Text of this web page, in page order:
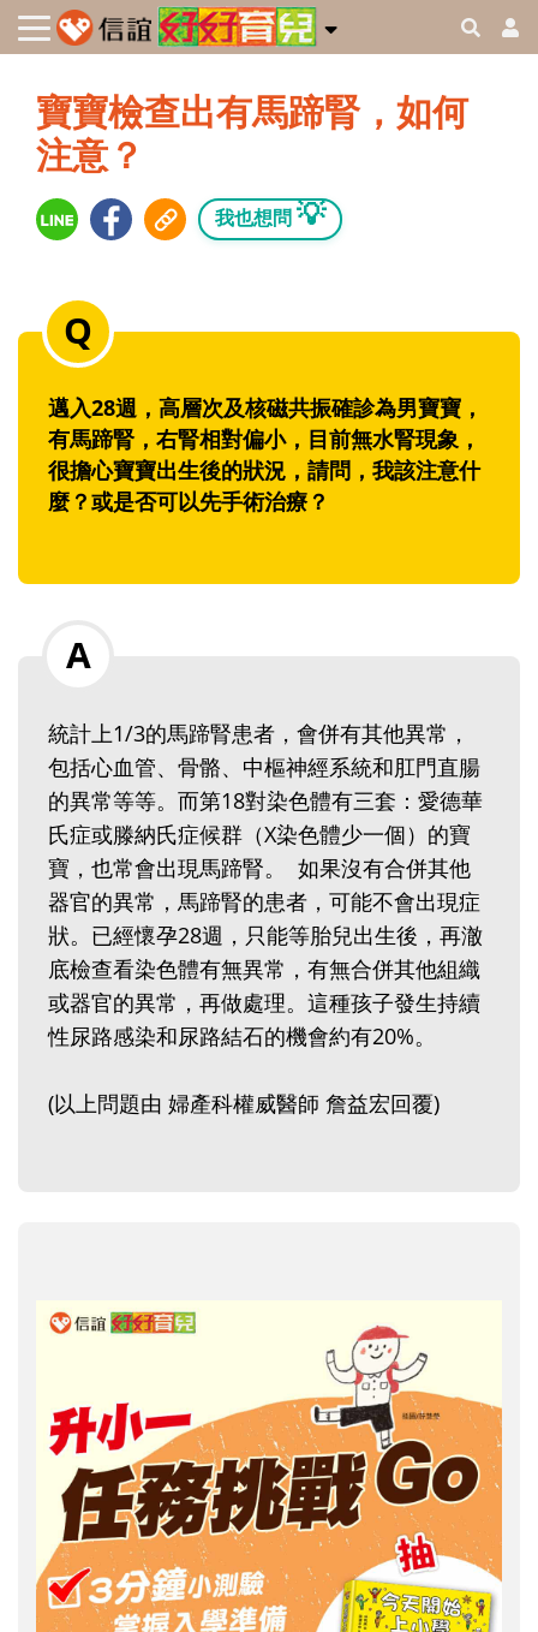
寶寶檢查出有馬蹄腎，如何
注意？
我也想問 💡
邁入28週，高層次及核磁共振確診為男寶寶，
有馬蹄腎，右腎相對偏小，目前無水腎現象，
很擔心寶寶出生後的狀況，請問，我該注意什
麼？或是否可以先手術治療？
統計上1/3的馬蹄腎患者，會併有其他異常，
包括心血管、骨骼、中樞神經系統和肛門直腸
的異常等等。而第18對染色體有三套：愛德華
氏症或滕納氏症候群（X染色體少一個）的寶
寶，也常會出現馬蹄腎。‭ ‬ 如果沒有合併其他
器官的異常，馬蹄腎的患者，可能不會出現症
狀。已經懷孕28週，只能等胎兒出生後，再澈
底檢查看染色體有無異常，有無合併其他組織
或器官的異常，再做處理。這種孩子發生持續
性尿路感染和尿路結石的機會約有20%。
(以上問題由 婦產科權威醫師 詹益宏回覆)